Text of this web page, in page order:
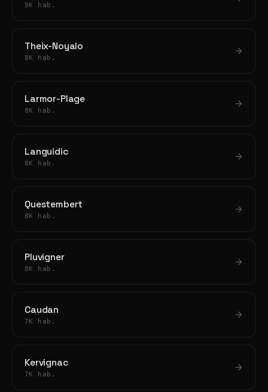
9K hab.
Theix-Noyalo
8K hab.
Larmor-Plage
8K hab.
Languidic
8K hab.
Questembert
8K hab.
Pluvigner
8K hab.
Caudan
7K hab.
Kervignac
7K hab.